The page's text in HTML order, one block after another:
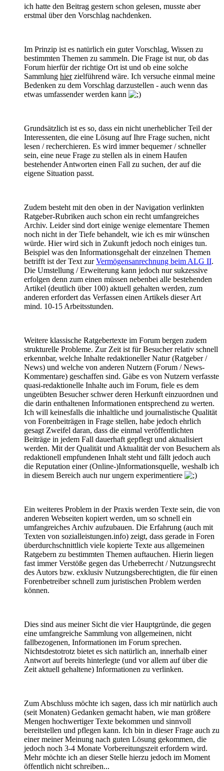
ich hatte den Beitrag gestern schon gelesen, musste aber
erstmal über den Vorschlag nachdenken.
Im Prinzip ist es natürlich ein guter Vorschlag, Wissen zu
bestimmten Themen zu sammeln. Die Frage ist nur, ob das
Forum hierfür der richtige Ort ist und ob eine solche
Sammlung hierzielführend wäre. Ich versuche einmal meine
Bedenken zu dem Vorschlag darzustellen - auch wenn das
etwas umfassender werden kann
Grundsätzlich ist es so, dass ein nicht unerheblicher Teil der
Interessenten, die eine Lösung auf Ihre Frage suchen, nicht
lesen / recherchieren. Es wird immer bequemer / schneller
sein, eine neue Frage zu stellen als in einem Haufen
bestehender Antworten einen Fall zu suchen, der auf die
eigene Situation passt.
Zudem besteht mit den oben in der Navigation verlinkten
Ratgeber-Rubriken auch schon ein recht umfangreiches
Archiv. Leider sind dort einige wenige elementare Themen
noch nicht in der Tiefe behandelt, wie ich es mir wünschen
würde. Hier wird sich in Zukunft jedoch noch einiges tun.
Beispiel was den Informationsgehalt der einzelnen Themen
betrifft ist der Text zurVermögensanrechnung beim ALG II.
Die Umstellung / Erweiterung kann jedoch nur sukzessive
erfolgen denn zum einen müssen nebenbei alle bestehenden
Artikel (deutlich über 100) aktuell gehalten werden, zum
anderen erfordert das Verfassen einen Artikels dieser Art
mind. 10-15 Arbeitsstunden.
Weitere klassische Ratgebertexte im Forum bergen zudem
strukturelle Probleme. Zur Zeit ist für Besucher relativ schnell
erkennbar, welche Inhalte redaktioneller Natur (Ratgeber /
News) und welche von anderen Nutzern (Forum / News-
Kommentare) geschaffen sind. Gäbe es von Nutzern verfasste
quasi-redaktionelle Inhalte auch im Forum, fiele es dem
ungeübten Besucher schwer deren Herkunft einzuordnen und
die darin enthaltenen Informationen entsprechend zu werten.
Ich will keinesfalls die inhaltliche und journalistische Qualität
von Forenbeiträgen in Frage stellen, habe jedoch ehrlich
gesagt Zweifel daran, dass die einmal veröffentlichten
Beiträge in jedem Fall dauerhaft gepflegt und aktualisiert
werden. Mit der Qualität und Aktualität der von Besuchern als
redaktionell empfundenen Inhalt steht und fällt jedoch auch
die Reputation einer (Online-)Informationsquelle, weshalb ich
in diesem Bereich auch nur ungern experimentiere
Ein weiteres Problem in der Praxis werden Texte sein, die von
anderen Webseiten kopiert werden, um so schnell ein
umfangreiches Archiv aufzubauen. Die Erfahrung (auch mit
Texten von sozialleistungen.info) zeigt, dass gerade in Foren
überdurchschnittlich viele kopierte Texte aus allgemeinen
Ratgebern zu bestimmten Themen auftauchen. Hierin liegen
fast immer Verstöße gegen das Urheberrecht / Nutzungsrecht
des Autors bzw. exklusiv Nutzungsberechtigten, die für einen
Forenbetreiber schnell zum juristischen Problem werden
können.
Dies sind aus meiner Sicht die vier Hauptgründe, die gegen
eine umfangreiche Sammlung von allgemeinen, nicht
fallbezogenen, Informationen im Forum sprechen.
Nichtsdestotrotz bietet es sich natürlich an, innerhalb einer
Antwort auf bereits hinterlegte (und vor allem auf über die
Zeit aktuell gehaltene) Informationen zu verlinken.
Zum Abschluss möchte ich sagen, dass ich mir natürlich auch
(seit Monaten) Gedanken gemacht haben, wie man größere
Mengen hochwertiger Texte bekommen und sinnvoll
bereitstellen und pflegen kann. Ich bin in dieser Frage auch zu
einer meiner Meinung nach guten Lösung gekommen, die
jedoch noch 3-4 Monate Vorbereitungszeit erfordern wird.
Mehr möchte ich an dieser Stelle hierzu jedoch im Moment
öffentlich nicht schreiben...